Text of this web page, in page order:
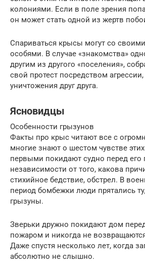
колониями. Если в поле зрения
он может стать одной из жертв
Спариваться крысы могут со
особями. В случае «знакомства»
другим из другого «поселения»,
свой протест посредством
уничтожения друг друга.
Ясновидцы
Особенности грызунов
Факты про крыс читают все с
многие знают о шестом чувстве
первыми покидают судно перед его
независимости от того, какова
стихийное бедствие, обстрел. В
период бомбежки люди прятались
грызуны.
Зверьки дружно покидают дом
пожаром и никогда не
Даже спустя несколько лет, когда
абсолютно не слышно.